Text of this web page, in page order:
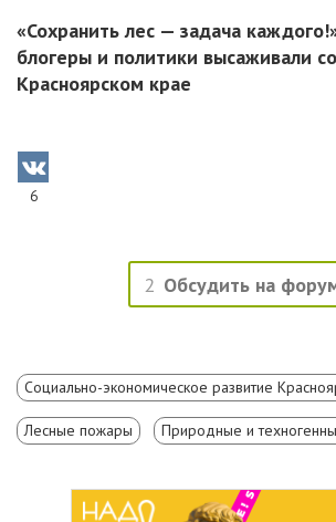
«Сохранить лес — задача
блогеры и политики высаживали
Красноярском крае
6
2 Обсудить на
Социально-экономическое развитие
Лесные пожары Природные и